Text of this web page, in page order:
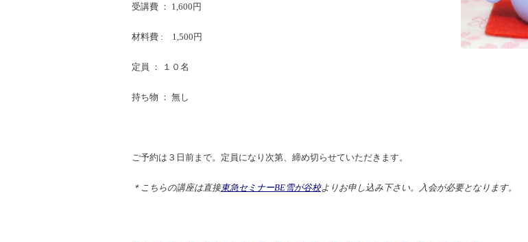
受講費 ： 1,600円
材料費 : 1,500円
定員 ： １０名
持ち物 ： 無し
ご予約は３日前まで。定員になり次第、締め切らせていただきます。
＊こちらの講座は直接東急セミナーBE雪が谷校よりお申し込み下さい。入会が必要となります。